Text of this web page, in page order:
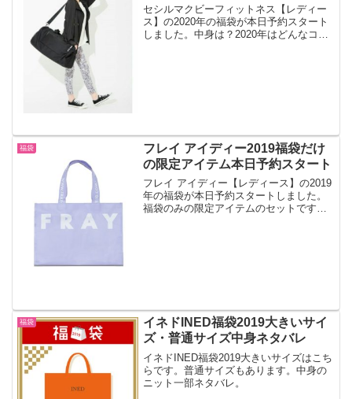
セシルマクビーフィットネス【レディー
ス】の2020年の福袋が本日予約スタート
しました。中身は？2020年はどんなコー
福袋
フレイ アイディー2019福袋だけ
の限定アイテム本日予約スタート
フレイ アイディー【レディース】の2019
年の福袋が本日予約スタートしました。
福袋のみの限定アイテムのセットです。
福袋
イネドINED福袋2019大きいサイ
ズ・普通サイズ中身ネタバレ
イネドINED福袋2019大きいサイズはこち
らです。普通サイズもあります。中身の
ニット一部ネタバレ。